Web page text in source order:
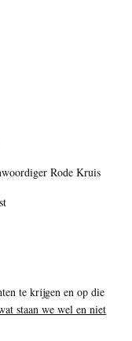
Rode Kruis
te krijgen en op die
staan we wel en niet